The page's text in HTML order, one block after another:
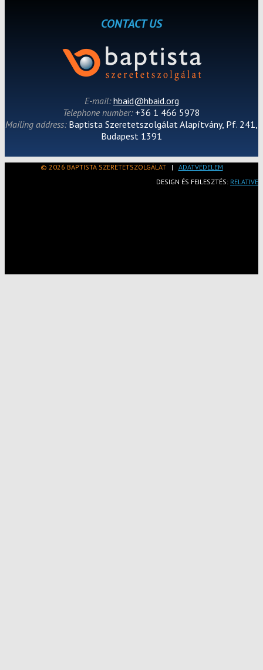
CONTACT US
E-mail:hbaid@hbaid.org
Telephone number: +36 1 466 5978
Mailing address: Baptista Szeretetszolgálat Alapítvány, Pf. 241,
Budapest 1391
© 2026 BAPTISTA SZERETETSZOLGÁLAT| ADATVÉDELEM
DESIGN ÉS FEJLESZTÉS: RELATIVE